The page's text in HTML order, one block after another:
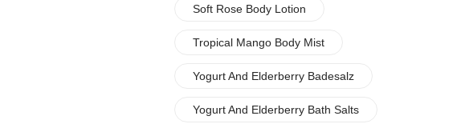
Soft Rose Body Lotion
Tropical Mango Body Mist
Yogurt And Elderberry Badesalz
Yogurt And Elderberry Bath Salts